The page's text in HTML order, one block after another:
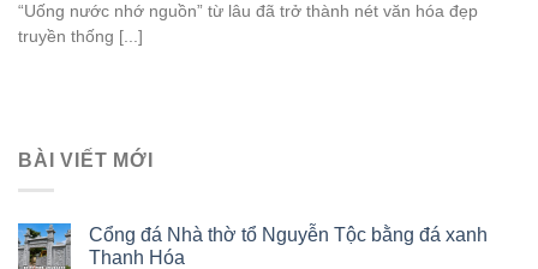
“Uống nước nhớ nguồn” từ lâu đã trở thành nét văn hóa đẹp
truyền thống [...]
BÀI VIẾT MỚI
Cổng đá Nhà thờ tổ Nguyễn Tộc bằng đá xanh
Thanh Hóa